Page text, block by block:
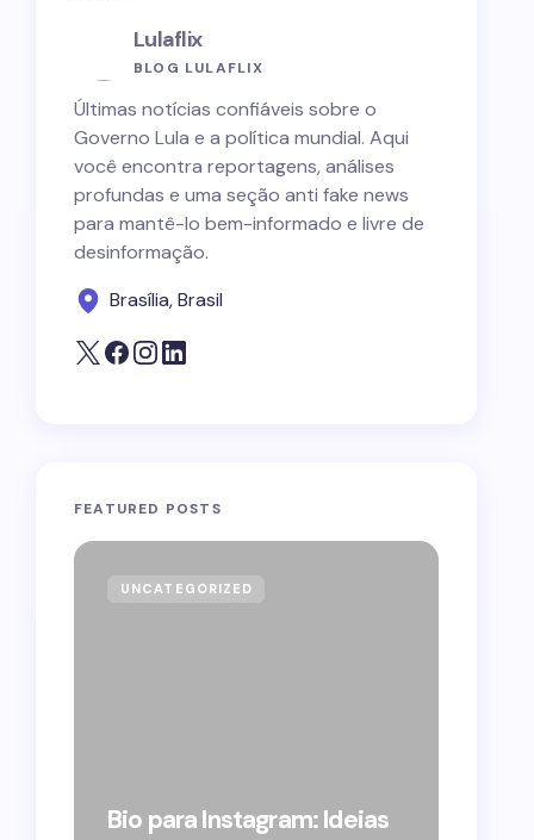
Lulaflix
BLOG LULAFLIX
Últimas notícias confiáveis sobre o
Governo Lula e a política mundial. Aqui
você encontra reportagens, análises
profundas e uma seção anti fake news
para mantê-lo bem-informado e livre de
desinformação.
Brasília, Brasil
FEATURED POSTS
UNCATEGORIZED
Bio para Instagram: Ideias